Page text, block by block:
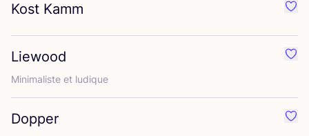
Kost Kamm
Liewood
Mini­ma­liste et ludique
Dopper